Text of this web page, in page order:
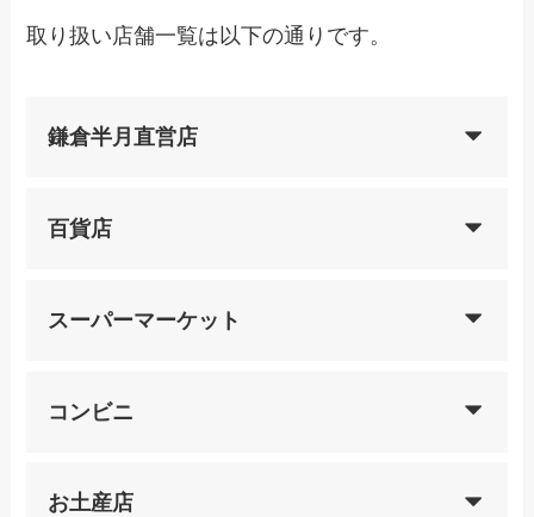
取り扱い店舗一覧は以下の通りです。
鎌倉半月直営店
百貨店
スーパーマーケット
コンビニ
お土産店